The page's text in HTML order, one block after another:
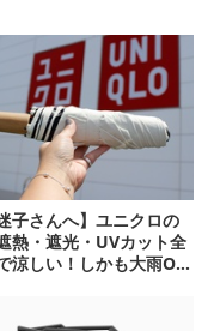
子さんへ】ユニクロの
熱・遮光・UVカット全
涼しい！しかも大雨OK